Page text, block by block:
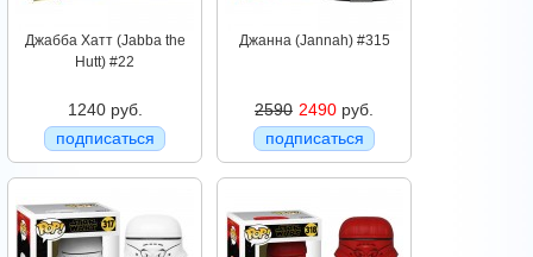
Джабба Хатт (Jabba the
Hutt) #22
1240 руб.
подписаться
Джанна (Jannah) #315
2590 2490 руб.
подписаться